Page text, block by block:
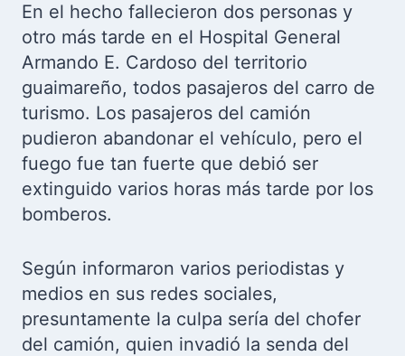
En el hecho fallecieron dos personas y
otro más tarde en el Hospital General
Armando E. Cardoso del territorio
guaimareño, todos pasajeros del carro de
turismo. Los pasajeros del camión
pudieron abandonar el vehículo, pero el
fuego fue tan fuerte que debió ser
extinguido varios horas más tarde por los
bomberos.
Según informaron varios periodistas y
medios en sus redes sociales,
presuntamente la culpa sería del chofer
del camión, quien invadió la senda del